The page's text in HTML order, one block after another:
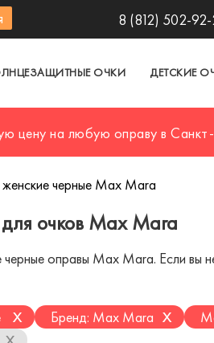
8 (812) 502-
ОЧКИ ДЕТСКИЕ
цену на любую оправу в
черные Max Mara
очков Max Mara
оправы Max Mara. Если
x Бренд: Max Mara x